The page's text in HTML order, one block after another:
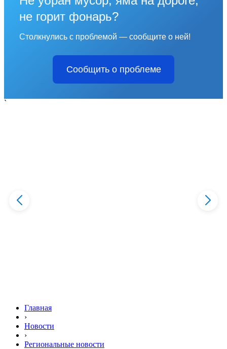
не горит фонарь?
Столкнулись с проблемой — сообщите о ней!
Сообщить о проблеме
`
Главная
›
Новости
›
Региональные новости